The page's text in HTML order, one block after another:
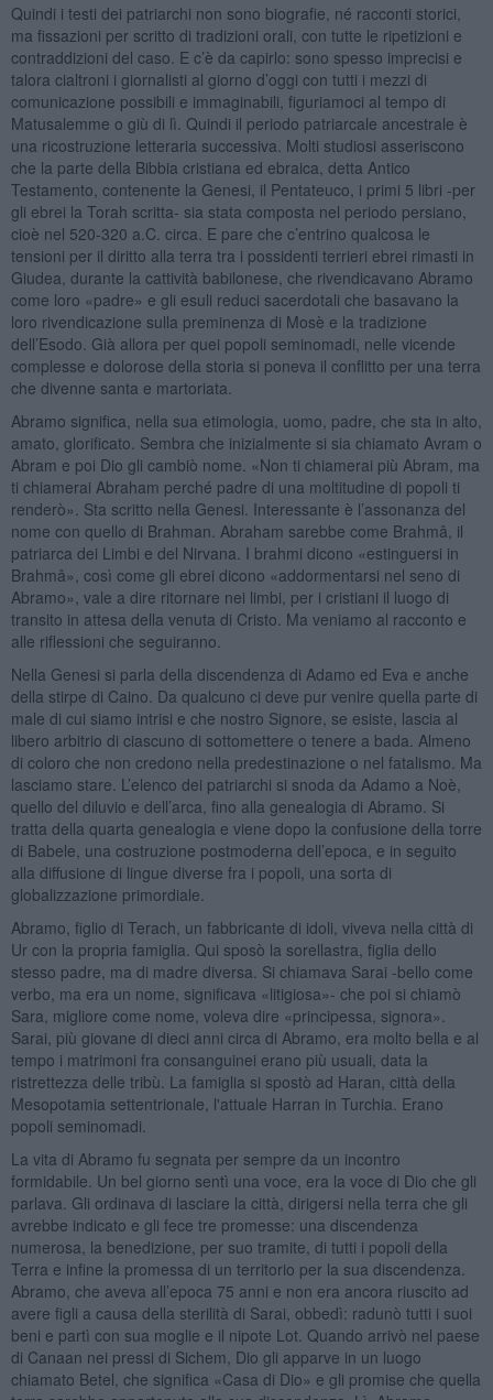
Quindi i testi dei patriarchi non sono biografie, né racconti storici,
ma fissazioni per scritto di tradizioni orali, con tutte le ripetizioni e
contraddizioni del caso. E c’è da capirlo: sono spesso imprecisi e
talora cialtroni i giornalisti al giorno d’oggi con tutti i mezzi di
comunicazione possibili e immaginabili, figuriamoci al tempo di
Matusalemme o giù di lì. Quindi il periodo patriarcale ancestrale è
una ricostruzione letteraria successiva. Molti studiosi asseriscono
che la parte della Bibbia cristiana ed ebraica, detta Antico
Testamento, contenente la Genesi, il Pentateuco, i primi 5 libri -per
gli ebrei la Torah scritta- sia stata composta nel periodo persiano,
cioè nel 520-320 a.C. circa. E pare che c’entrino qualcosa le
tensioni per il diritto alla terra tra i possidenti terrieri ebrei rimasti in
Giudea, durante la cattività babilonese, che rivendicavano Abramo
come loro «padre» e gli esuli reduci sacerdotali che basavano la
loro rivendicazione sulla preminenza di Mosè e la tradizione
dell’Esodo. Già allora per quei popoli seminomadi, nelle vicende
complesse e dolorose della storia si poneva il conflitto per una terra
che divenne santa e martoriata.
Abramo significa, nella sua etimologia, uomo, padre, che sta in alto,
amato, glorificato. Sembra che inizialmente si sia chiamato Avram o
Abram e poi Dio gli cambiò nome. «Non ti chiamerai più Abram, ma
ti chiamerai Abraham perché padre di una moltitudine di popoli ti
renderò». Sta scritto nella Genesi. Interessante è l’assonanza del
nome con quello di Brahman. Abraham sarebbe come Brahmâ, il
patriarca dei Limbi e del Nirvana. I brahmi dicono «estinguersi in
Brahmâ», così come gli ebrei dicono «addormentarsi nel seno di
Abramo», vale a dire ritornare nei limbi, per i cristiani il luogo di
transito in attesa della venuta di Cristo. Ma veniamo al racconto e
alle riflessioni che seguiranno.
Nella Genesi si parla della discendenza di Adamo ed Eva e anche
della stirpe di Caino. Da qualcuno ci deve pur venire quella parte di
male di cui siamo intrisi e che nostro Signore, se esiste, lascia al
libero arbitrio di ciascuno di sottomettere o tenere a bada. Almeno
di coloro che non credono nella predestinazione o nel fatalismo. Ma
lasciamo stare. L’elenco dei patriarchi si snoda da Adamo a Noè,
quello del diluvio e dell’arca, fino alla genealogia di Abramo. Si
tratta della quarta genealogia e viene dopo la confusione della torre
di Babele, una costruzione postmoderna dell’epoca, e in seguito
alla diffusione di lingue diverse fra i popoli, una sorta di
globalizzazione primordiale.
Abramo, figlio di Terach, un fabbricante di idoli, viveva nella città di
Ur con la propria famiglia. Qui sposò la sorellastra, figlia dello
stesso padre, ma di madre diversa. Si chiamava Sarai -bello come
verbo, ma era un nome, significava «litigiosa»- che poi si chiamò
Sara, migliore come nome, voleva dire «principessa, signora».
Sarai, più giovane di dieci anni circa di Abramo, era molto bella e al
tempo i matrimoni fra consanguinei erano più usuali, data la
ristrettezza delle tribù. La famiglia si spostò ad Haran, città della
Mesopotamia settentrionale, l'attuale Harran in Turchia. Erano
popoli seminomadi.
La vita di Abramo fu segnata per sempre da un incontro
formidabile. Un bel giorno sentì una voce, era la voce di Dio che gli
parlava. Gli ordinava di lasciare la città, dirigersi nella terra che gli
avrebbe indicato e gli fece tre promesse: una discendenza
numerosa, la benedizione, per suo tramite, di tutti i popoli della
Terra e infine la promessa di un territorio per la sua discendenza.
Abramo, che aveva all’epoca 75 anni e non era ancora riuscito ad
avere figli a causa della sterilità di Sarai, obbedì: radunò tutti i suoi
beni e partì con sua moglie e il nipote Lot. Quando arrivò nel paese
di Canaan nei pressi di Sichem, Dio gli apparve in un luogo
chiamato Betel, che significa «Casa di Dio» e gli promise che quella